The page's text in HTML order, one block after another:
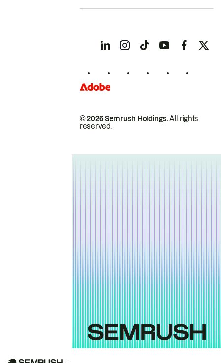
© 2026 Semrush Holdings.All rights
reserved.